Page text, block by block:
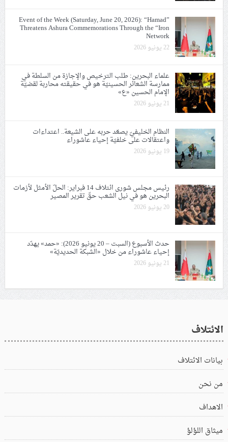
Event of the Week (Saturday, June 20, 2026): “Hamad”
Threatens Ashura Commemorations Through the “Iron
Network
22 يونيو 2026
علماء البحرين: طلب الترخيص والإجازة من السلطة في
ممارسة الشعائر الحسينيّة هو في حقيقته محاربة لقضيّة
الإمام الحسين «ع»
21 يونيو 2026
النظام الخليفيّ يصعّد حربه على الشيعة.. اعتداءات
واعتقالات على خلفيّة إحياء عاشوراء
19 يونيو 2026
رئيس مجلس شورى ائتلاف 14 فبراير: الحلّ الأمثل لأزمات
البحرين هو في نيل الشعب حقّ تقرير المصير
20 يونيو 2026
حدث الأسبوع (السبت – 20 يونيو 2026): «حمد» يهدّد
إحياء عاشوراء من خلال «الشبكة الحديديّة»
21 يونيو 2026
الائتلاف
بيانات الائتلاف
من نحن
الاهداف
ميثاق اللؤلؤ